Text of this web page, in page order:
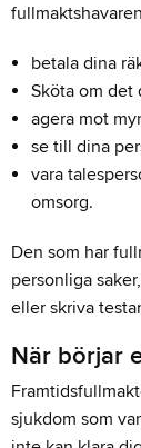
betala dina
Sköta om det
agera mot
se till dina
vara
omsorg.
Den som har
personliga
eller skriva
När börjar
sjukdom som